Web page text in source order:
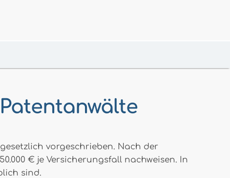
vorgeschrieben. Nach der
€ je Versicherungsfall nachweisen. In
sind.